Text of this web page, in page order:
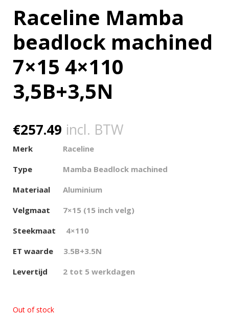
Raceline Mamba
beadlock machined
7×15 4×110
3,5B+3,5N
€257.49 incl. BTW
Merk
Raceline
Type
Mamba Beadlock machined
Materiaal
Aluminium
Velgmaat
7×15 (15 inch velg)
Steekmaat
4×110
ET waarde
3.5B+3.5N
Levertijd
2 tot 5 werkdagen
Out of stock